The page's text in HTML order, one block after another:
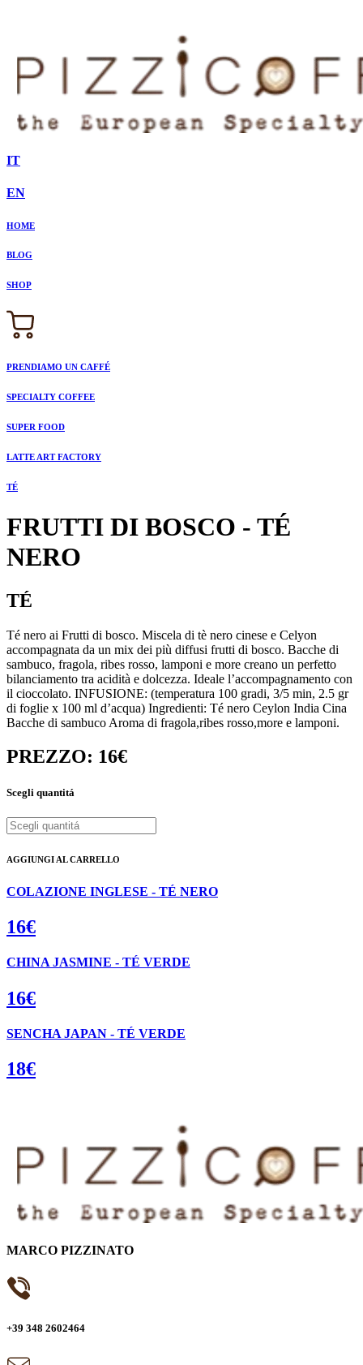
IT
EN
HOME
BLOG
SHOP
PRENDIAMO UN CAFFÉ
SPECIALTY COFFEE
SUPER FOOD
LATTE ART FACTORY
TÉ
FRUTTI DI BOSCO - TÉ
NERO
TÉ
Té nero ai Frutti di bosco. Miscela di tè nero cinese e Celyon
accompagnata da un mix dei più diffusi frutti di bosco. Bacche di
sambuco, fragola, ribes rosso, lamponi e more creano un perfetto
bilanciamento tra acidità e dolcezza. Ideale l’accompagnamento con
il cioccolato. INFUSIONE: (temperatura 100 gradi, 3/5 min, 2.5 gr
di foglie x 100 ml d’acqua) Ingredienti: Té nero Ceylon India Cina
Bacche di sambuco Aroma di fragola,ribes rosso,more e lamponi.
PREZZO: 16€
Scegli quantitá
AGGIUNGI AL CARRELLO
COLAZIONE INGLESE - TÉ NERO
16€
CHINA JASMINE - TÉ VERDE
16€
SENCHA JAPAN - TÉ VERDE
18€
MARCO PIZZINATO
+39 348 2602464